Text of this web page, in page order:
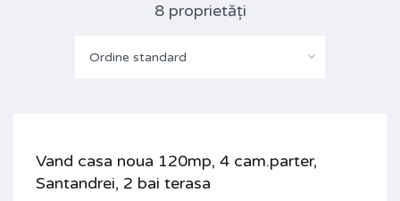
8 proprietăți
Ordine standard
Vand casa noua 120mp, 4 cam.parter,
Santandrei, 2 bai terasa